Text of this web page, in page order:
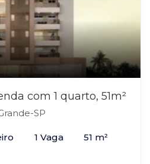
com 1 quarto, 51m²
SP
1 Vaga 51 m²